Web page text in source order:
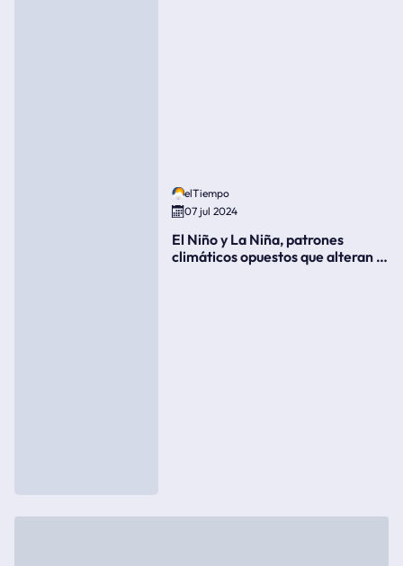
elTiempo
07 jul 2024
El Niño y La Niña, patrones
climáticos opuestos que alteran la